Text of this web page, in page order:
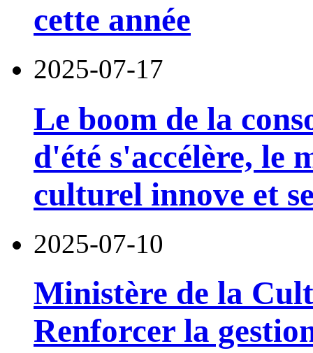
cette année
2025-07-17
Le boom de la
d'été s'accélère, le
culturel innove et
2025-07-10
Ministère de la
Renforcer la